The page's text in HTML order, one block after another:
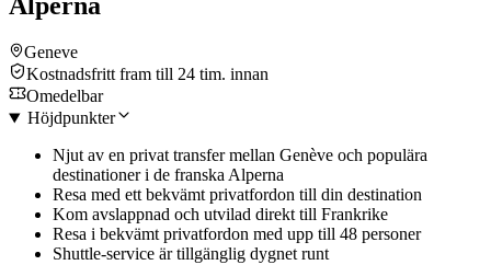
Alperna
Geneve
Kostnadsfritt fram till 24 tim. innan
Omedelbar
Höjdpunkter
Njut av en privat transfer mellan Genève och populära
destinationer i de franska Alperna
Resa med ett bekvämt privatfordon till din destination
Kom avslappnad och utvilad direkt till Frankrike
Resa i bekvämt privatfordon med upp till 48 personer
Shuttle-service är tillgänglig dygnet runt